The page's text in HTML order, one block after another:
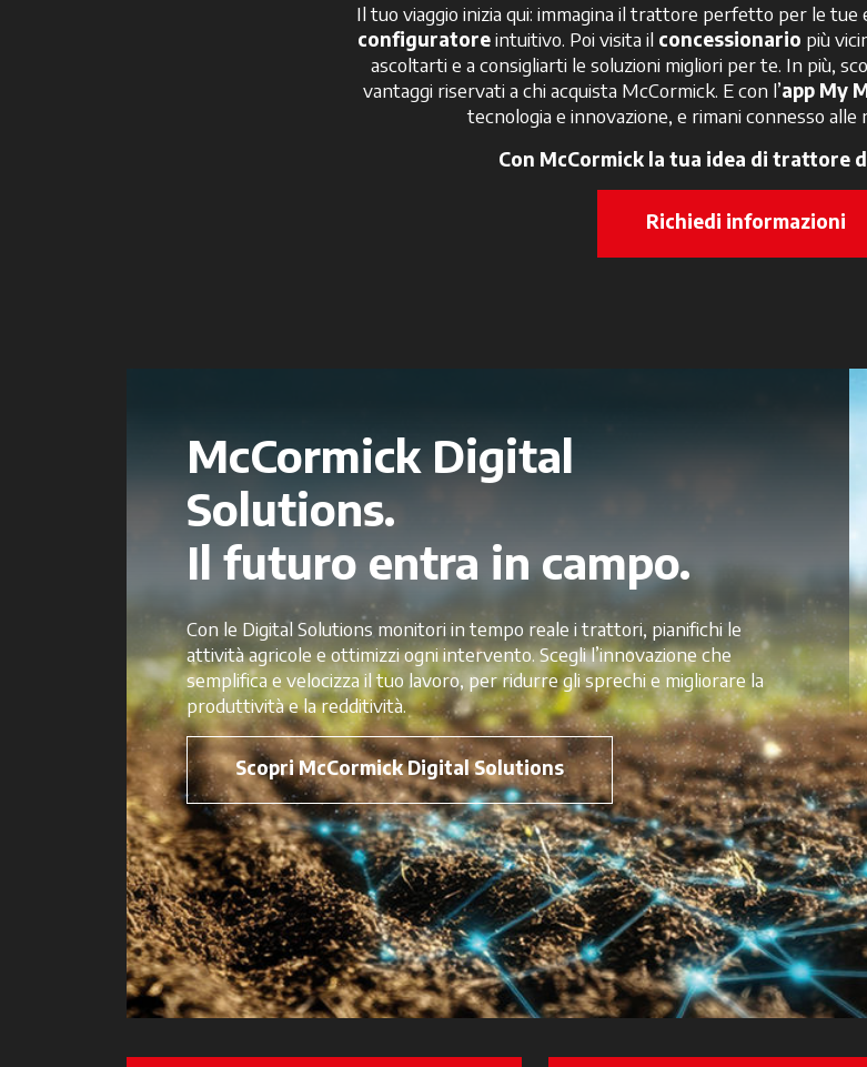
Il tuo viaggio inizia qui: immagina il trattore perfetto per le tue
configuratoreintuitivo. Poi visita il concessionario più
ascoltarti e a consigliarti le soluzioni migliori per te. In più,
vantaggi riservati a chi acquista McCormick. E con l’app My
tecnologia e innovazione, e rimani connesso
Con McCormick la tua idea di trattore
Richiedi informazioni
McCormick Digital
Solutions.
Il futuro entra in campo.
Con le Digital Solutions monitori in tempo reale i trattori, pianifichi le
attività agricole e ottimizzi ogni intervento. Scegli l’innovazione che
semplifica e velocizza il tuo lavoro, per ridurre gli sprechi e migliorare la
produttività e la redditività.
Scopri McCormick Digital Solutions